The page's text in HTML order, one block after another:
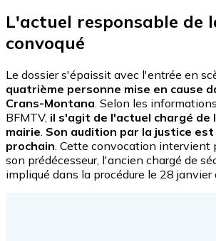
L'actuel responsable de
convoqué
Le dossier s'épaissit avec l'entrée en
quatrième personne mise en cause
Crans-Montana . Selon les
BFMTV, il s'agit de l'actuel chargé de
mairie Son audition par la justice est
prochain . Cette convocation intervient
son prédécesseur, l'ancien chargé de
impliqué dans la procédure le 28 janvier